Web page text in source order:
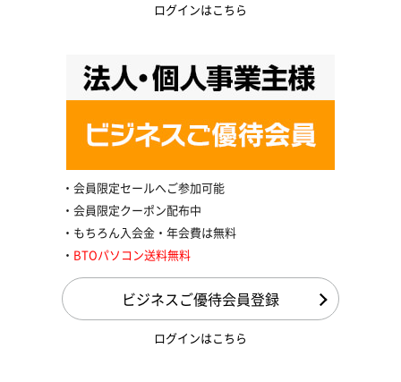
ログインはこちら
会員限定セールへご参加可能
会員限定クーポン配布中
もちろん入会金・年会費は無料
BTOパソコン送料無料
ビジネスご優待会員登録
ログインはこちら